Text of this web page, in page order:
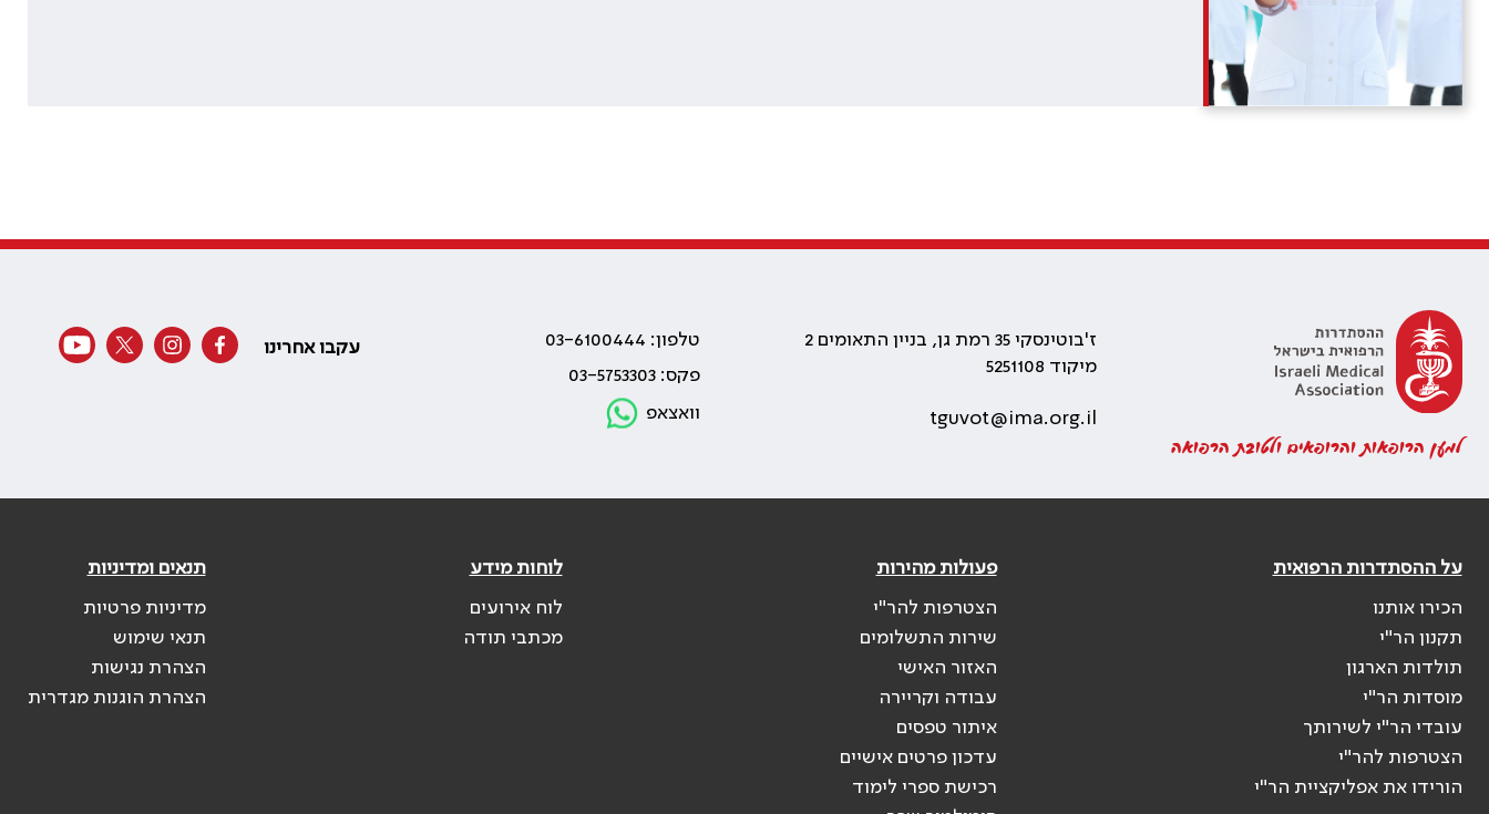
למען הרופאות והרופאים ולטובת הרפואה
ז'בוטינסקי 35 רמת גן, בניין התאומים 2
מיקוד 5251108
tguvot@ima.org.il
טלפון: 03-6100444
פקס: 03-5753303
וואצאפ
עקבו אחרינו
על ההסתדרות הרפואית
הכירו אותנו
תקנון הר"י
תולדות הארגון
מוסדות הר"י
עובדי הר"י לשירותך
הצטרפות להר"י
הורידו את אפליקציית הר"י
פעולות מהירות
הצטרפות להר"י
שירות התשלומים
האזור האישי
עבודה וקריירה
איתור טפסים
עדכון פרטים אישיים
רכישת ספרי לימוד
לוחות מידע
לוח אירועים
מכתבי תודה
תנאים ומדיניות
מדיניות פרטיות
תנאי שימוש
הצהרת נגישות
הצהרת הוגנות מגדרית